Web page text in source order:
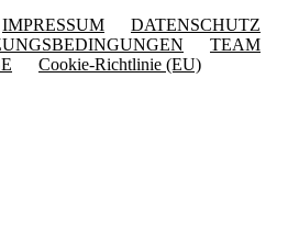
IMPRESSUM
DATENSCHUTZ
TEAM
Cookie-Richtlinie (EU)